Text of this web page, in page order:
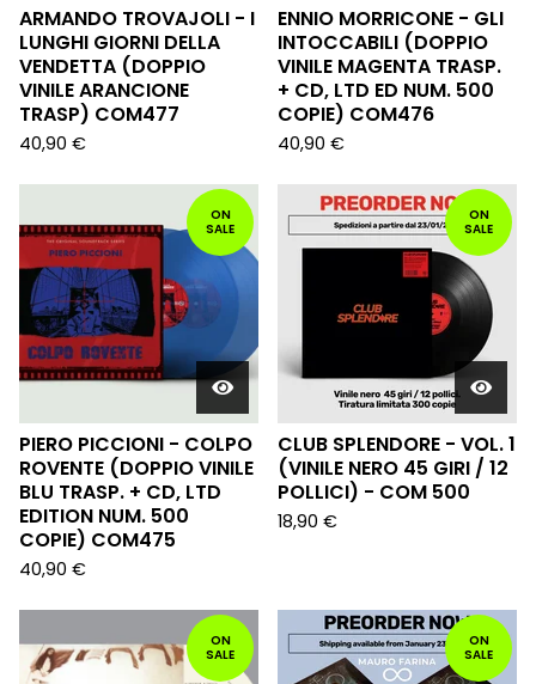
ARMANDO TROVAJOLI - I
LUNGHI GIORNI DELLA
VENDETTA (DOPPIO
VINILE ARANCIONE
TRASP) COM477
40,90 €
ENNIO MORRICONE - GLI
INTOCCABILI (DOPPIO
VINILE MAGENTA TRASP.
+ CD, LTD ED NUM. 500
COPIE) COM476
40,90 €
ON
SALE
PIERO PICCIONI - COLPO
ROVENTE (DOPPIO VINILE
BLU TRASP. + CD, LTD
EDITION NUM. 500
COPIE) COM475
40,90 €
ON
SALE
CLUB SPLENDORE - VOL. 1
(VINILE NERO 45 GIRI / 12
POLLICI) - COM 500
18,90 €
ON
SALE
ON
SALE